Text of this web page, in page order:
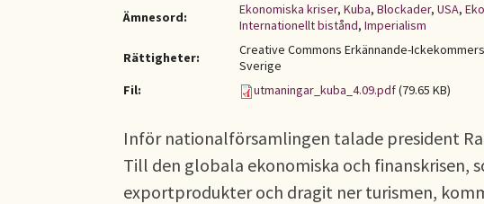
Ämnesord:
Ekonomiska kriser, Kuba, Blockader, USA,
Internationellt bistånd, Imperialism
Rättigheter:
Creative Commons Erkännande-
Sverige
Fil:
utmaningar_kuba_4.09.pdf(79.65 KB)
Inför nationalförsamlingen talade president
Till den globala ekonomiska och finanskrisen,
exportprodukter och dragit ner turismen,